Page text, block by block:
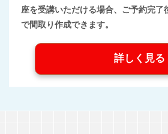
座を受講いただける場合、ご予約完了
で間取り作成できます。
詳しく見る